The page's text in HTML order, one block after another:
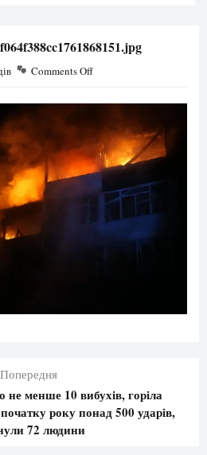
Comments Off
Попередня
менше 10 вибухів, горіла
року понад 500 ударів,
72 людини